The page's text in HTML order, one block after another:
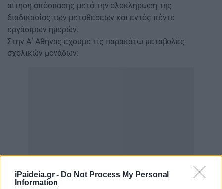
iPaideia.gr - Do Not Process My Personal
Information
αίτηση απόσπασης μετά την ολοκλήρωση της
διαδικασίας των μεταθέσεων και εντός πέντε
εργάσιμων ημερών.
Στην Α΄ Αθήνας έχουμε τις παρακάτω μεταβολές
σχολικών μονάδων: